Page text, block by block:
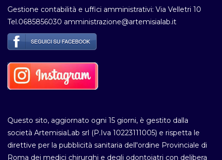
Gestione contabilità e uffici amministrativi: Via Velletri 10
Tel.0685856030 amministrazione@artemisialab.it
Questo sito, aggiornato ogni 15 giorni, è gestito dalla
società ArtemisiaLab srl (P.Iva 10223111005) e rispetta le
direttive per la pubblicità sanitaria dell'ordine Provinciale di
Roma dei medici chirurghi e degli odontoiatri con delibera